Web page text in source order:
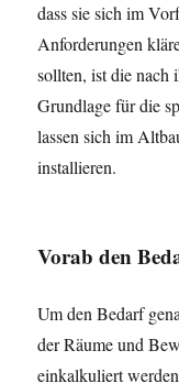
dass sie sich im
Anforderungen
sollten, ist die nach
Grundlage für die
lassen sich im
installieren.
Vorab den
Um den Bedarf
der Räume und
einkalkuliert